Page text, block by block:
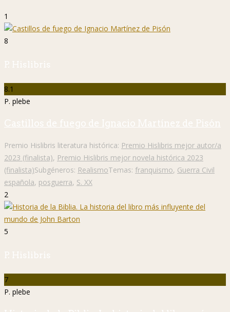
1
8
P. Hislibris
8.1
P. plebe
Castillos de fuego de Ignacio Martínez de Pisón
Premio Hislibris literatura histórica: Premio Hislibris mejor autor/a
2023 (finalista), Premio Hislibris mejor novela histórica 2023
(finalista)Subgéneros: RealismoTemas: franquismo, Guerra Civil
española, posguerra, S. XX
2
5
P. Hislibris
7
P. plebe